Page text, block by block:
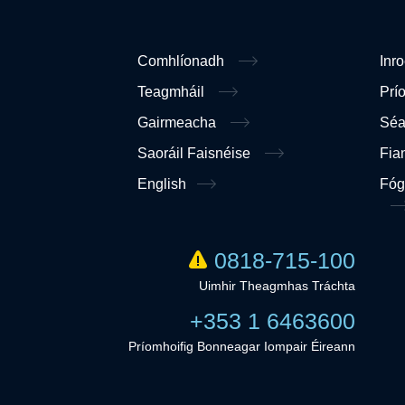
Comhlíonadh
Teagmháil
Gairmeacha
Saoráil Faisnéise
English
0818-715-100
Uimhir Theagmhas Tráchta
+353 1 6463600
Príomhoifig Bonneagar Iompair Éireann